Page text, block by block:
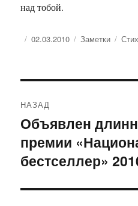
над тобой.
Опубликовано
02.03.2010 Рубрики
Заметки
по
записям
НАЗАД
Предыдущая
запись:
Объявлен
премии
бестселлер»